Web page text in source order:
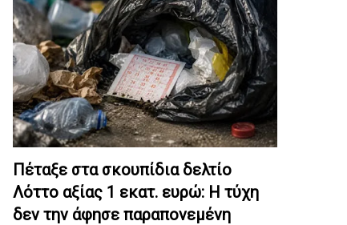
Πέταξε στα σκουπίδια δελτίο
Λόττο αξίας 1 εκατ. ευρώ: Η τύχη
δεν την άφησε παραπονεμένη